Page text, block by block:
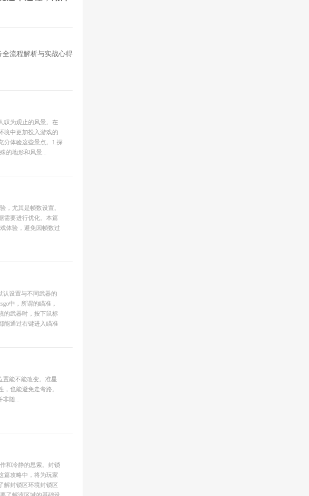
全流程解析与实战心得
叹为观止的风景。在
境中更加投入游戏的
分体验这些景点。1.探
的地形和风景...
，尤其是帧数设置。
需要进行优化。本篇
体验，避免因帧数过
认设置与不同武器的
中，所谓的瞄准，
的武器时，按下鼠标
能通过右键进入瞄准
置能不能改变。准星
也能避免走弯路。
非随...
和冷静的思索。封锁
篇攻略中，将为玩家
解封锁区环境封锁区